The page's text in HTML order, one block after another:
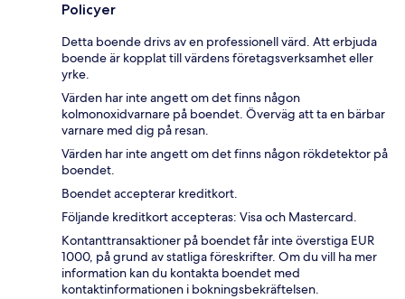
Policyer
Detta boende drivs av en professionell värd. Att erbjuda
boende är kopplat till värdens företagsverksamhet eller
yrke.
Värden har inte angett om det finns någon
kolmonoxidvarnare på boendet. Överväg att ta en bärbar
varnare med dig på resan.
Värden har inte angett om det finns någon rökdetektor på
boendet.
Boendet accepterar kreditkort.
Följande kreditkort accepteras: Visa och Mastercard.
Kontanttransaktioner på boendet får inte överstiga EUR
1000, på grund av statliga föreskrifter. Om du vill ha mer
information kan du kontakta boendet med
kontaktinformationen i bokningsbekräftelsen.